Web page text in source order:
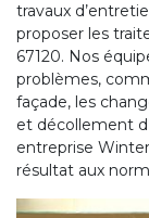
travaux
proposer les
67120. Nos
problèmes,
façade, les
et décollement
entreprise
résultat aux